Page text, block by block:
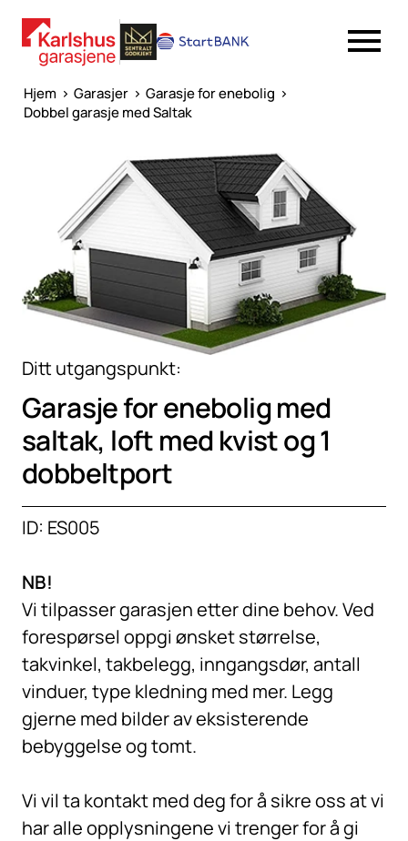
Hjem > Garasjer > Garasje for enebolig >
Dobbel garasje med Saltak
Ditt utgangspunkt:
Garasje for enebolig med
saltak, loft med kvist og 1
dobbeltport
ID: ES005
NB!
Vi tilpasser garasjen etter dine behov. Ved
forespørsel oppgi ønsket størrelse,
takvinkel, takbelegg, inngangsdør, antall
vinduer, type kledning med mer. Legg
gjerne med bilder av eksisterende
bebyggelse og tomt.
Vi vil ta kontakt med deg for å sikre oss at vi
har alle opplysningene vi trenger for å gi